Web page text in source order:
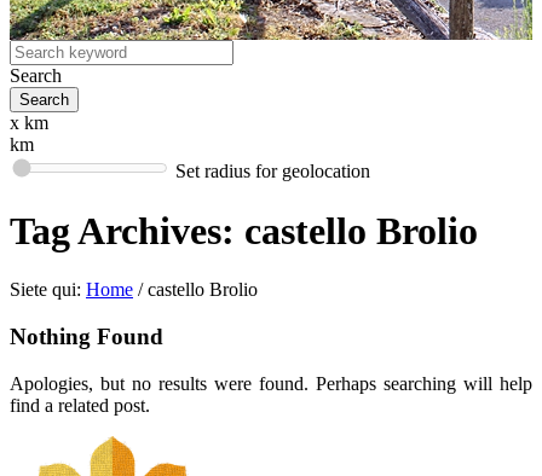
Search
x km
km
Set radius for geolocation
Tag Archives: castello Brolio
Siete qui: Home / castello Brolio
Nothing Found
Apologies, but no results were found. Perhaps searching will help
find a related post.